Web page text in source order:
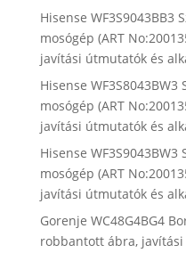
Hisense WF3S9043BB3
mosógép (ART
javítási útmutatók és
Hisense
mosógép (ART
javítási útmutatók és
Hisense
mosógép (ART
javítási útmutatók és
Gorenje WC48G4BG4
robbantott ábra,